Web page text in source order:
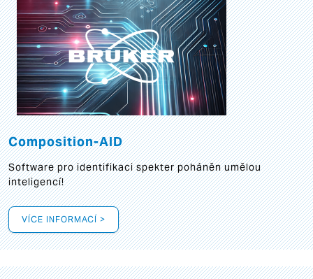
Composition-AID
Software pro identifikaci spekter poháněn umělou
inteligencí!
VÍCE INFORMACÍ >